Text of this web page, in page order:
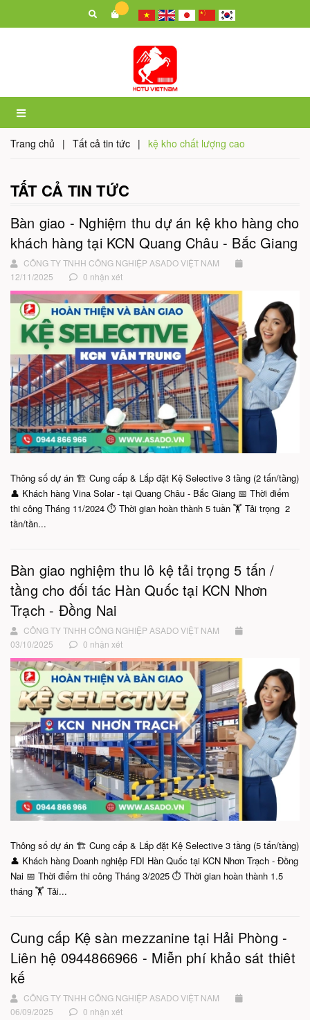
Trang chủ | Tất cả tin tức | kệ kho chất lượng cao
TẤT CẢ TIN TỨC
Bàn giao - Nghiệm thu dự án kệ kho hàng cho
khách hàng tại KCN Quang Châu - Bắc Giang
CÔNG TY TNHH CÔNG NGHIỆP ASADO VIỆT NAM
12/11/2025
0 nhận xét
Thông số dự án 🏗️ Cung cấp & Lắp đặt Kệ Selective 3 tầng (2 tấn/tầng)
👤 Khách hàng Vina Solar - tại Quang Châu - Bắc Giang 📅 Thời điểm
thi công Tháng 11/2024 ⏱️ Thời gian hoàn thành 5 tuần 🏋️ Tải trọng 2
tần/tần...
Bàn giao nghiệm thu lô kệ tải trọng 5 tấn /
tầng cho đối tác Hàn Quốc tại KCN Nhơn
Trạch - Đồng Nai
CÔNG TY TNHH CÔNG NGHIỆP ASADO VIỆT NAM
03/10/2025
0 nhận xét
Thông số dự án 🏗️ Cung cấp & Lắp đặt Kệ Selective 3 tầng (5 tấn/tầng)
👤 Khách hàng Doanh nghiệp FDI Hàn Quốc tại KCN Nhơn Trạch - Đồng
Nai 📅 Thời điểm thi công Tháng 3/2025 ⏱️ Thời gian hoàn thành 1.5
tháng 🏋️ Tải...
Cung cấp Kệ sàn mezzanine tại Hải Phòng -
Liên hệ 0944866966 - Miễn phí khảo sát thiêt
kế
CÔNG TY TNHH CÔNG NGHIỆP ASADO VIỆT NAM
06/09/2025
0 nhận xét